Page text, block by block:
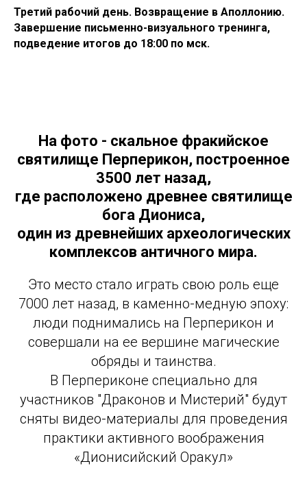
Третий рабочий день. Возвращение в Аполлонию.
Завершение письменно-визуального тренинга,
подведение итогов до 18:00 по мск.
На фото - скальное фракийское
святилище Перперикон, построенное
3500 лет назад,
где расположено древнее святилище
бога Диониса,
один из древнейших археологических
комплексов античного мира.
Это место стало играть свою роль еще
7000 лет назад, в каменно-медную эпоху:
люди поднимались на Перперикон и
совершали на ее вершине магические
обряды и таинства.
В Перпериконе специально для
участников "Драконов и Мистерий" будут
сняты видео-материалы для проведения
практики активного воображения
«Дионисийский Оракул»